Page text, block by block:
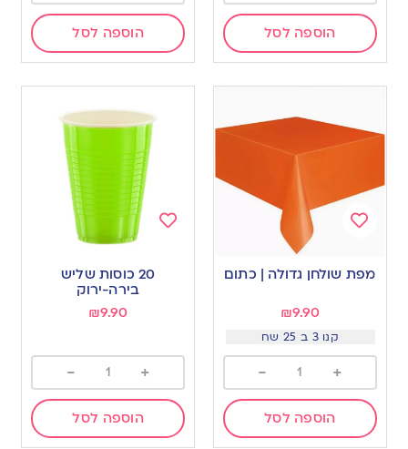
הוספה לסל הוספה לסל
to
מפת שולחן גדולה | כתום
₪9.90
קנו 3 ב 25 שח
+
-
הוספה לסל
wishlist
20 כוסות שליש
בירה-ירוק
₪9.90
+
-
הוספה לסל